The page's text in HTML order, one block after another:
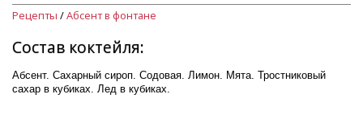
Рецепты /Абсент в фонтане
Состав коктейля:
Абсент. Сахарный сироп. Содовая. Лимон. Мята. Тростниковый
сахар в кубиках. Лед в кубиках.